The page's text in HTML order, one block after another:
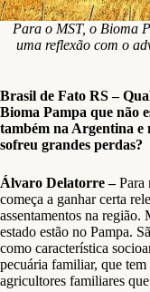
Para o MST, o Bioma
uma reflexão com o
Brasil de Fato RS –
Bioma Pampa que não
também na Argentina e
sofreu grandes perdas?
Álvaro Delatorre –Para
começa a ganhar certa
assentamentos na região.
estado estão no Pampa.
como característica
pecuária familiar, que
agricultores familiares